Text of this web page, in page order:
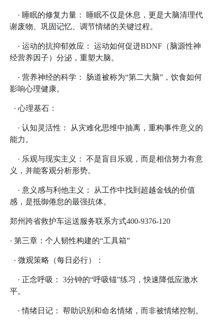
· 睡眠的修复力量： 睡眠不仅是休息，更是大脑清理代
谢废物、巩固记忆、调节情绪的关键过程。
· 运动的抗抑郁效应： 运动如何促进BDNF（脑源性神
经营养因子）分泌，重塑大脑。
· 营养神经的科学： 肠道被称为“第二大脑”，饮食如何
影响心理健康。
· 心理基石：
· 认知灵活性： 从灾难化思维中抽离，重构事件意义的
能力。
· 乐观与现实主义： 不是盲目乐观，而是相信努力有意
义，并能客观分析形势。
· 意义感与利他主义： 从工作中找到超越金钱的价值
感，是抵御倦怠的最强抗体。
郑州跨省救护车运送服务联系方式400-9376-120
· 第三章：个人韧性构建的“工具箱”
· 微观策略（每日必行）：
· 正念呼吸： 3分钟的“呼吸锚”练习，快速降低应激水
平。
· 情绪日记： 帮助识别和命名情绪，而非被情绪控制。